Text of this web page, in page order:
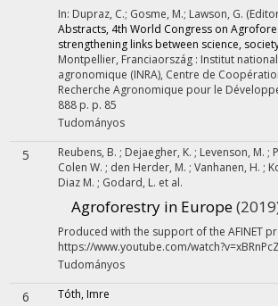
In: Dupraz, C.; Gosme, M.; Lawson, G.
Abstracts, 4th World Congress on
strengthening links between science,
Montpellier, Franciaország : Institut
agronomique (INRA), Centre de
Recherche Agronomique pour le
888 p. p. 85
Tudományos
5 Reubens, B. ; Dejaegher, K. ; Levenson, M. ;
Colen W. ; den Herder, M. ; Vanhanen, H. ;
Diaz M. ; Godard, L. et al.
Agroforestry in Europe
Produced with the support of the AFINET
https://www.youtube.com/
Tudományos
6 Tóth, Imre